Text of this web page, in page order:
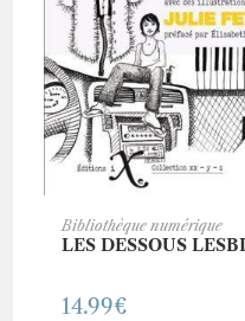
Bibliothèque numérique
LES DESSOUS
14.99€